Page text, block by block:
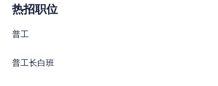
热招职位
普工
普工长白班